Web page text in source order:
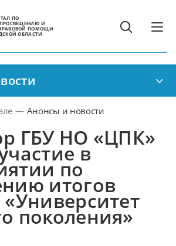
ПО
И
ПОМОЩИ
ОБЛАСТИ
— Анонсы и новости
ГБУ НО «ЦПК»
в
по
итогов
поколения»